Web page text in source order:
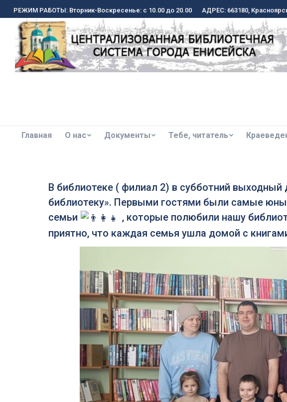
РЕЖИМ РАБОТЫ: Вторник-Воскресенье: с 10.00 до 20.00 АДРЕС: 663180,
Главная О нас Документы Тебе, читатель
В библиотеке ( филиал 2) в субботний выходный
библиотеку». Первыми гостями были самые
семьи
, которые полюбили нашу
приятно, что каждая семья ушла домой с
РЕЖИМ РАБОТЫ: Вторник-Воскресенье: с 10.00 до 20.00 АДРЕС: 663180,
Главная О нас Документы Тебе, читатель